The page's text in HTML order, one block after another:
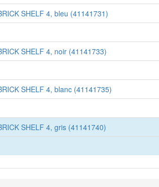
SHELF 4, bleu (41141731)
SHELF 4, noir (41141733)
SHELF 4, blanc (41141735)
SHELF 4, gris (41141740)